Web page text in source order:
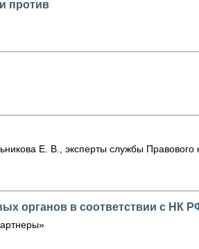
против
Е. В., эксперты службы Правового
органов в соответствии с НК